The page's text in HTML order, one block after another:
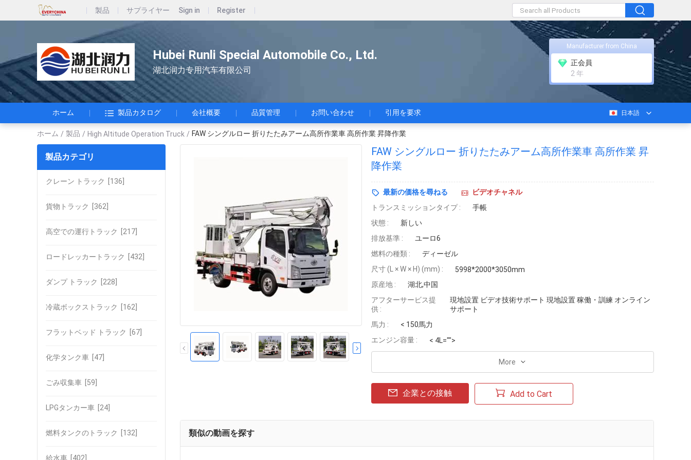
製品 サプライヤー Sign in Register
Hubei Runli Special Automobile Co., Ltd.
湖北润力专用汽车有限公司
Manufacturer from China
正会員
2 年
ホーム 製品カタログ 会社概要 品質管理 お問い合わせ 引用を要求 日本語
ホーム / 製品 / High Altitude Operation Truck / FAW シングルロー 折りたたみアーム高所作業車 高所作業 昇降作業
製品カテゴリ
クレーン トラック [136]
貨物トラック [362]
高空での運行トラック [217]
ロードレッカートラック [432]
ダンプ トラック [228]
冷蔵ボックストラック [162]
フラットベッド トラック [67]
化学タンク車 [47]
ごみ収集車 [59]
LPGタンカー車 [24]
燃料タンクのトラック [132]
給水車 [402]
FAW シングルロー 折りたたみアーム高所作業車 高所作業 昇
降作業
最新の価格を尋ねる
ビデオチャネル
トランスミッションタイプ :
手帳
状態 :
新しい
排放基準 :
ユーロ6
燃料の種類 :
ディーゼル
尺寸 (L × W × H) (mm) :
5998*2000*3050mm
原産地 :
湖北,中国
アフターサービス提
供 :
現地設置 ビデオ技術サポート 現地設置 稼働・訓練 オンライン
サポート
馬力 :
< 150馬力
エンジン容量 :
< 4L="">
More
企業との接触 Add to Cart
類似の動画を探す